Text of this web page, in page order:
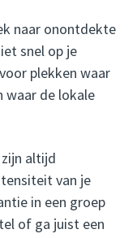
naar onontdekte
snel op je
plekken waar
waar de lokale
altijd
van je
in een groep
of ga juist een